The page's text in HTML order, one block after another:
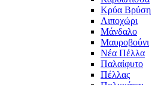
Κρύα Βρύση
Λιποχώρι
Μάνδαλο
Μαυροβούνι
Νέα Πέλλα
Παλαίφυτο
Πέλλας